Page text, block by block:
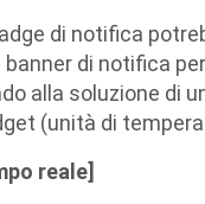
di notifica
banner di notifica
alla soluzione di
(unità di
reale]